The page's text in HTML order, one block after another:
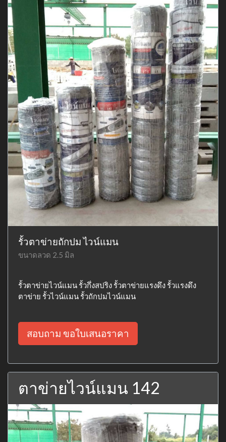
รั้วตาข่ายถักปม ไวน์แมน
ขนาดลวด 2.5 มิล
รั้วตาข่ายไวน์แมน รั้วกึ่งสปริง รั้วตาข่ายแรงดึง รั้วแรงดึง
ตาข่าย รั้วไวน์แมน รั้วถักปมไวน์แมน
สอบถาม ขอใบเสนอราคา
ตาข่ายไวน์แมน 142